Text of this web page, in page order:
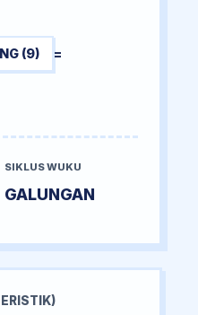
(9) =
SIKLUS WUKU
GALUNGAN